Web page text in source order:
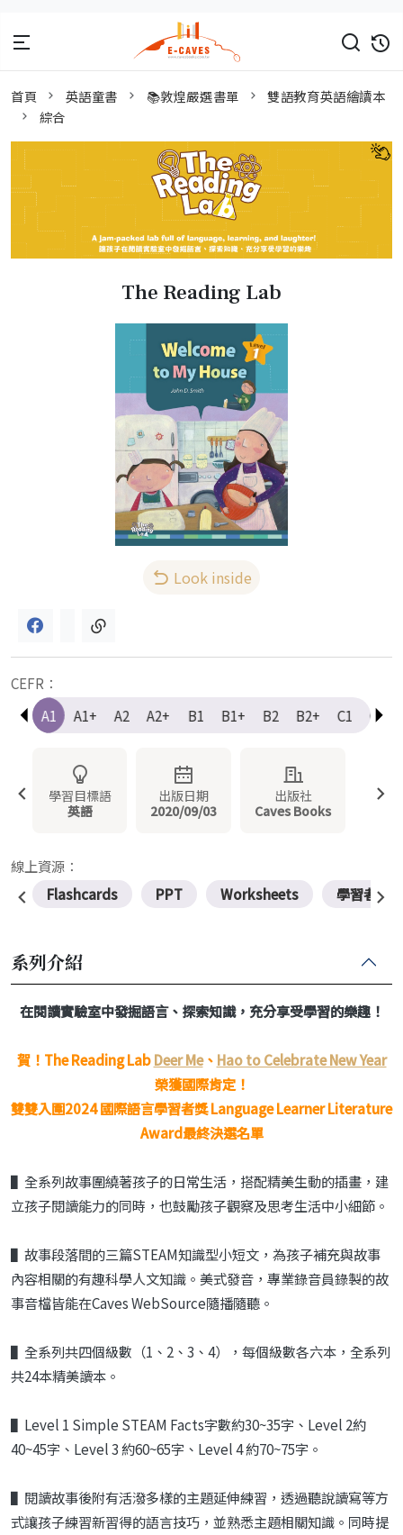
首頁 英語童書 📚敦煌嚴選書單
雙語教育英語繪讀本
綜合
The Reading Lab
Look inside
CEFR：
A1
A1 A1+ A2 A2+ B1 B1+ B2 B2+ C1 C1+
學習目標語
英語
出版日期
2020/09/03
出版社
Caves Books
線上資源：
Flashcards
PPT Worksheets 學習者資源
系列介紹
在閱讀實驗室中發掘語言、探索知識，充分享受學習的樂趣！
賀！The Reading LabDeer Me、 Hao to Celebrate New Year
榮獲國際肯定！
雙雙入圍2024 國際語言學習者獎 Language Learner Literature
Award最終決選名單
▌全系列故事圍繞著孩子的日常生活，搭配精美生動的插畫，建
立孩子閱讀能力的同時，也鼓勵孩子觀察及思考生活中小細節。
▌故事段落間的三篇STEAM知識型小短文，為孩子補充與故事
內容相關的有趣科學人文知識。美式發音，專業錄音員錄製的故
事音檔皆能在Caves WebSource隨播隨聽。
▌全系列共四個級數（1、2、3、4），每個級數各六本，全系列
共24本精美讀本。
▌Level 1 Simple STEAM Facts字數約30~35字、Level 2約
40~45字、Level 3 約60~65字、Level 4 約70~75字。
▌閱讀故事後附有活潑多樣的主題延伸練習，透過聽說讀寫等方
式讓孩子練習新習得的語言技巧，並熟悉主題相關知識。同時提